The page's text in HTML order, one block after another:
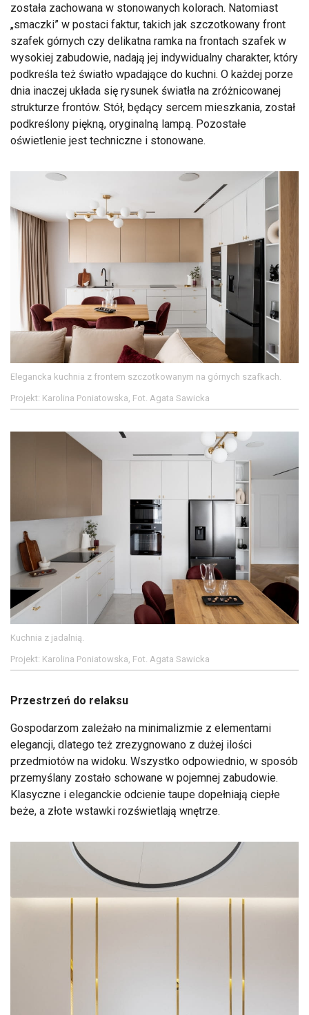
została zachowana w stonowanych kolorach. Natomiast
„smaczki” w postaci faktur, takich jak szczotkowany front
szafek górnych czy delikatna ramka na frontach szafek w
wysokiej zabudowie, nadają jej indywidualny charakter, który
podkreśla też światło wpadające do kuchni. O każdej porze
dnia inaczej układa się rysunek światła na zróżnicowanej
strukturze frontów. Stół, będący sercem mieszkania, został
podkreślony piękną, oryginalną lampą. Pozostałe
oświetlenie jest techniczne i stonowane.
Elegancka kuchnia z frontem szczotkowanym na górnych szafkach.
Projekt: Karolina Poniatowska, Fot. Agata Sawicka
Kuchnia z jadalnią.
Projekt: Karolina Poniatowska, Fot. Agata Sawicka
Przestrzeń do relaksu
Gospodarzom zależało na minimalizmie z elementami
elegancji, dlatego też zrezygnowano z dużej ilości
przedmiotów na widoku. Wszystko odpowiednio, w sposób
przemyślany zostało schowane w pojemnej zabudowie.
Klasyczne i eleganckie odcienie taupe dopełniają ciepłe
beże, a złote wstawki rozświetlają wnętrze.